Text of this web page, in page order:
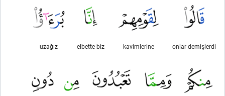
onlar demişlerdi
kavimlerine
elbette biz
uzağız